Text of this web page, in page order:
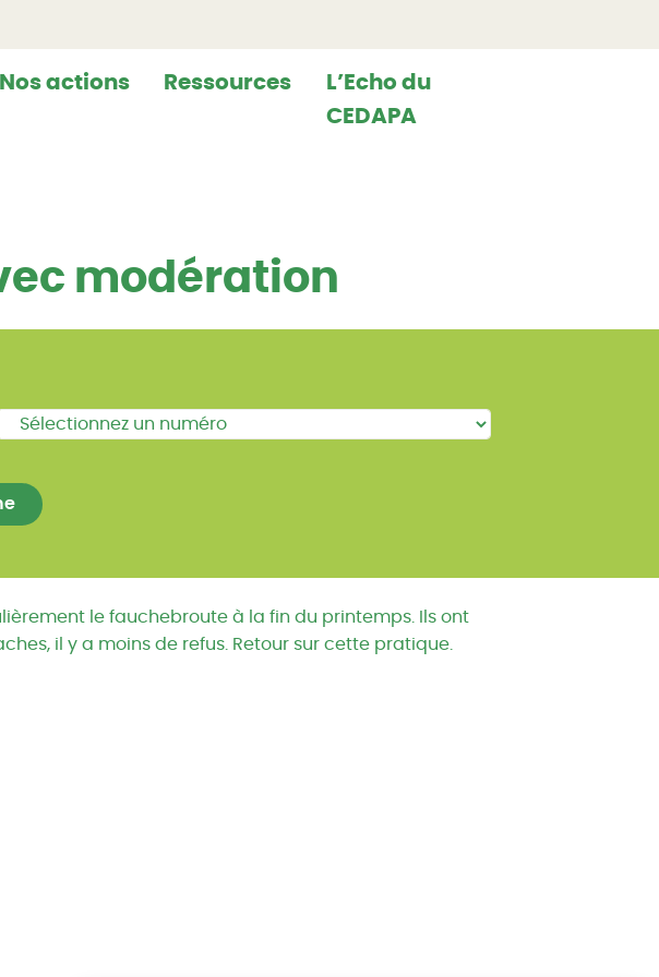
Nos actions Ressources
L’Echo du
CEDAPA
modération
le fauchebroute à la fin du printemps. Ils ont
il y a moins de refus. Retour sur cette pratique.